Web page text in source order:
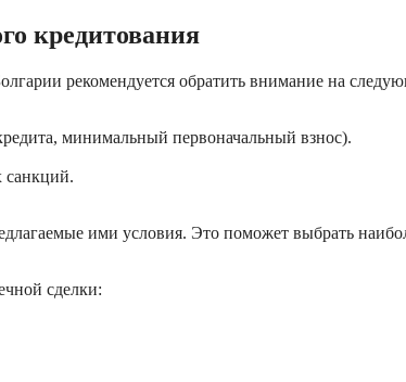
кредитования
рекомендуется обратить внимание на
минимальный первоначальный взнос).
санкций.
ими условия. Это поможет выбрать
сделки: